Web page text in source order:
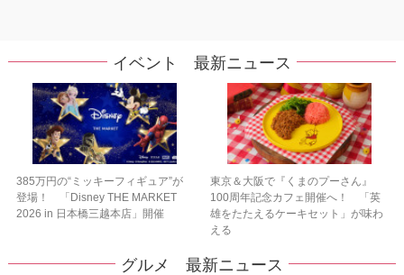
イベント 最新ニュース
385万円の“ミッキーフィギュア”が
登場！ 「Disney THE MARKET
2026 in 日本橋三越本店」開催
東京＆大阪で『くまのプーさん』
100周年記念カフェ開催へ！ 「英
雄をたたえるケーキセット」が味わ
える
グルメ 最新ニュース